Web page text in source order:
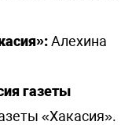
Алехина
газеты
«Хакасия».